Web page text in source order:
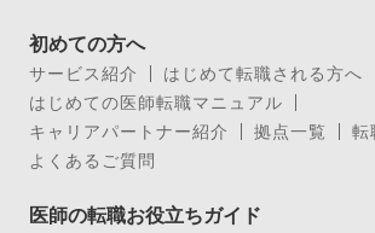
初めての方へ
サービス紹介
はじめて転職される方へ
はじめての医師転職マニュアル
キャリアパートナー紹介
拠点一覧
転
よくあるご質問
医師の転職お役立ちガイド